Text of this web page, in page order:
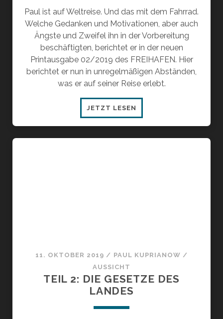
Paul ist auf Weltreise. Und das mit dem Fahrrad.
Welche Gedanken und Motivationen, aber auch
Ängste und Zweifel ihn in der Vorbereitung
beschäftigten, berichtet er in der neuen
Printausgabe 02/2019 des FREIHAFEN. Hier
berichtet er nun in unregelmäßigen Abständen,
was er auf seiner Reise erlebt.
JETZT LESEN
3:
11. OKTOBER 2019 / PAUL KUPRIANOW /
AUSSICHT
TEIL 2: DIE GESETZE DES
LANDES